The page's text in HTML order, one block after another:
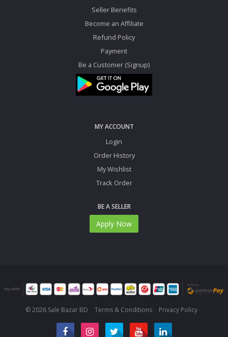
Seller Benefits
Become an Affiliate
Refund Policy
Payment
Be a Customer (Signup)
MY ACCOUNT
Login
Order History
My Wishlist
Track Order
BE A SELLER
Apply Now
© 2026 Sale Bazar BD Terms & Conditions Privacy Policy